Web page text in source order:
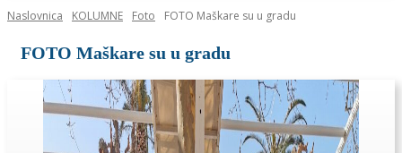
Naslovnica KOLUMNE Foto FOTO Maškare su u gradu
FOTO Maškare su u gradu